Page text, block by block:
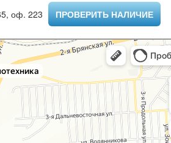
оф. 223 ПРОВЕРИТЬ НАЛИЧИЕ